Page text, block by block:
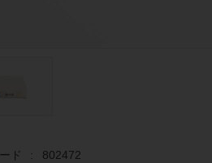
ド : 802472